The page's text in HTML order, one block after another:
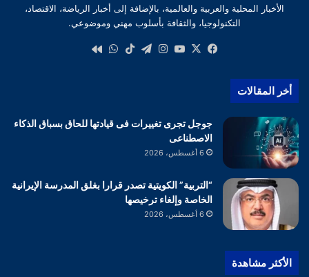
الأخبار المحلية والعربية والعالمية، بالإضافة إلى أخبار الرياضة، الاقتصاد،
التكنولوجيا، والثقافة بأسلوب مهني وموضوعي.
فيسبوك
‫X
‫YouTube
انستقرام
تيلقرام‫TikTokواتساب
أخر المقالات
جوجل تجرى تغييرات فى قيادتها للحاق بسباق الذكاء
الاصطناعى
6 أغسطس، 2026
“التربية” الكويتية تصدر قرارا بغلق المدرسة الإيرانية
الخاصة وإلغاء ترخيصها
6 أغسطس، 2026
الأكثر مشاهدة